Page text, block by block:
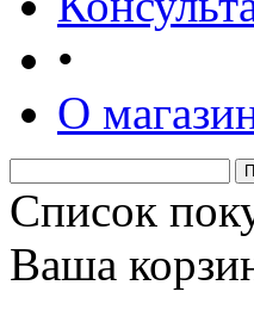
•
О
Список
Ваша